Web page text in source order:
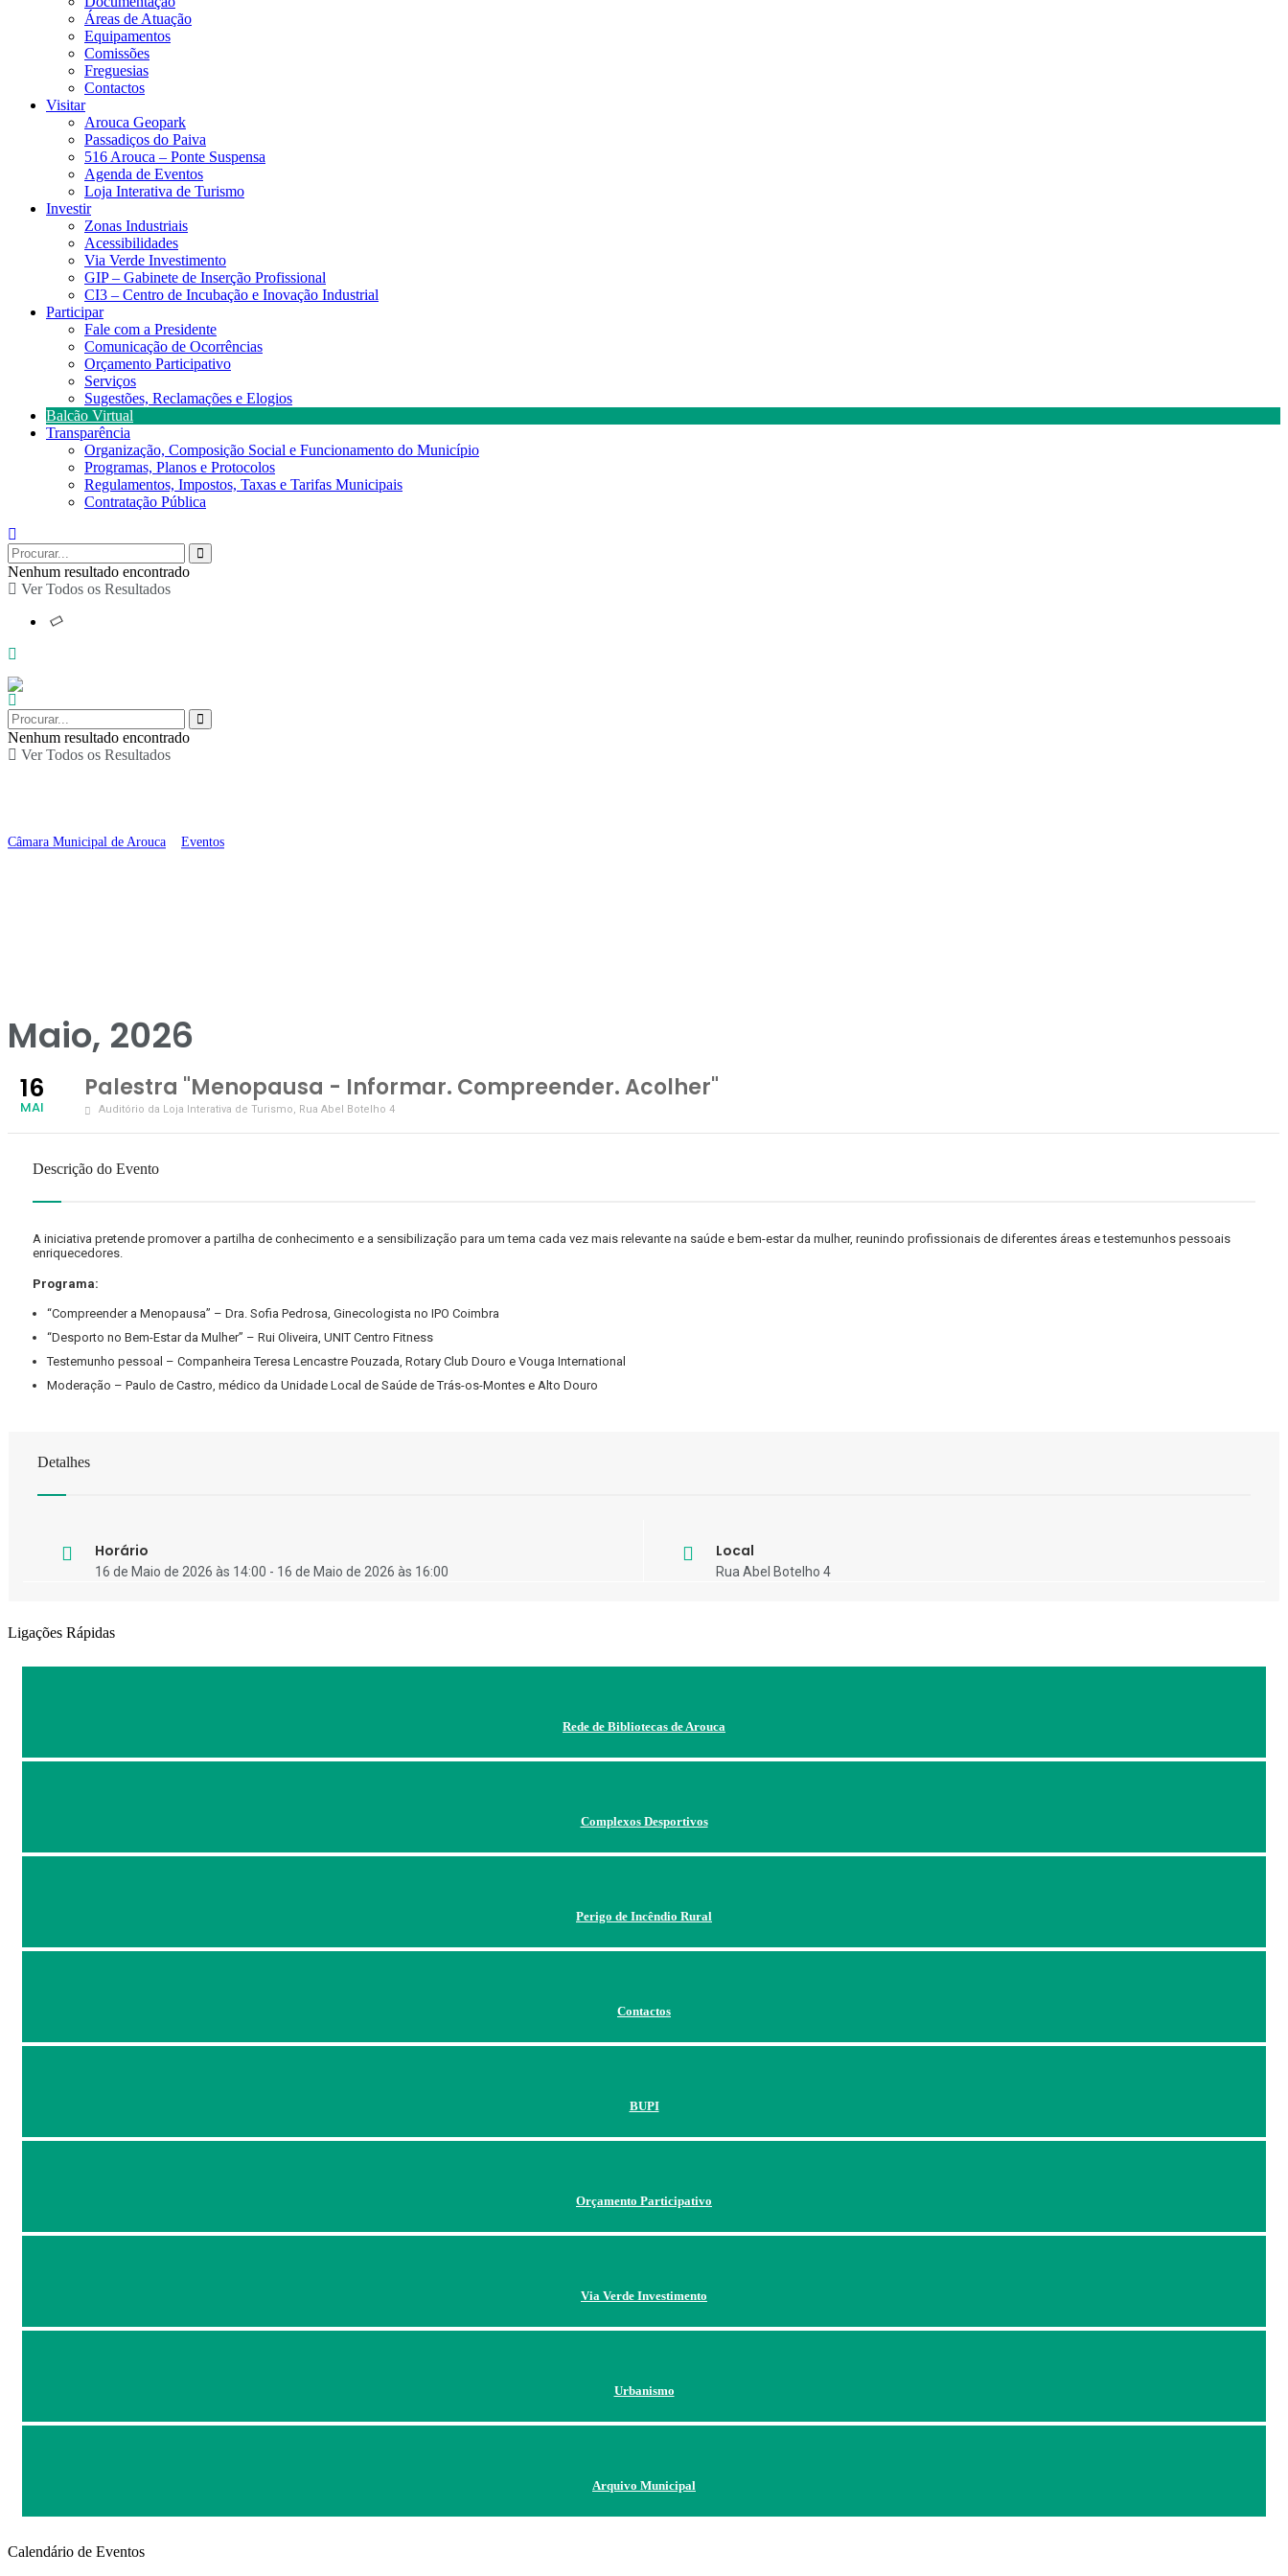
Áreas de Atuação
Equipamentos
Comissões
Freguesias
Contactos
Visitar
Arouca Geopark
Passadiços do Paiva
516 Arouca – Ponte Suspensa
Agenda de Eventos
Loja Interativa de Turismo
Investir
Zonas Industriais
Acessibilidades
Via Verde Investimento
GIP – Gabinete de Inserção Profissional
CI3 – Centro de Incubação e Inovação Industrial
Participar
Fale com a Presidente
Comunicação de Ocorrências
Orçamento Participativo
Serviços
Sugestões, Reclamações e Elogios
Balcão Virtual
Transparência
Organização, Composição Social e Funcionamento do Município
Programas, Planos e Protocolos
Regulamentos, Impostos, Taxas e Tarifas Municipais
Contratação Pública
Nenhum resultado encontrado
Ver Todos os Resultados
Nenhum resultado encontrado
Ver Todos os Resultados
Câmara Municipal de Arouca Eventos
Maio, 2026
16
MAI
Palestra "Menopausa - Informar. Compreender. Acolher"
Auditório da Loja Interativa de Turismo, Rua Abel Botelho 4
Descrição do Evento
A iniciativa pretende promover a partilha de conhecimento e a sensibilização para um tema cada vez mais relevante na saúde e bem-estar da mulher, reunindo profissionais de diferentes áreas e testemunhos pessoais
enriquecedores.
Programa:
“Compreender a Menopausa” – Dra. Sofia Pedrosa, Ginecologista no IPO Coimbra
“Desporto no Bem-Estar da Mulher” – Rui Oliveira, UNIT Centro Fitness
Testemunho pessoal – Companheira Teresa Lencastre Pouzada, Rotary Club Douro e Vouga International
Moderação – Paulo de Castro, médico da Unidade Local de Saúde de Trás-os-Montes e Alto Douro
Detalhes
Horário
16 de Maio de 2026 às 14:00 - 16 de Maio de 2026 às 16:00
Local
Rua Abel Botelho 4
Ligações Rápidas
Rede de Bibliotecas de Arouca
Complexos Desportivos
Perigo de Incêndio Rural
Contactos
BUPI
Orçamento Participativo
Via Verde Investimento
Urbanismo
Arquivo Municipal
Calendário de Eventos